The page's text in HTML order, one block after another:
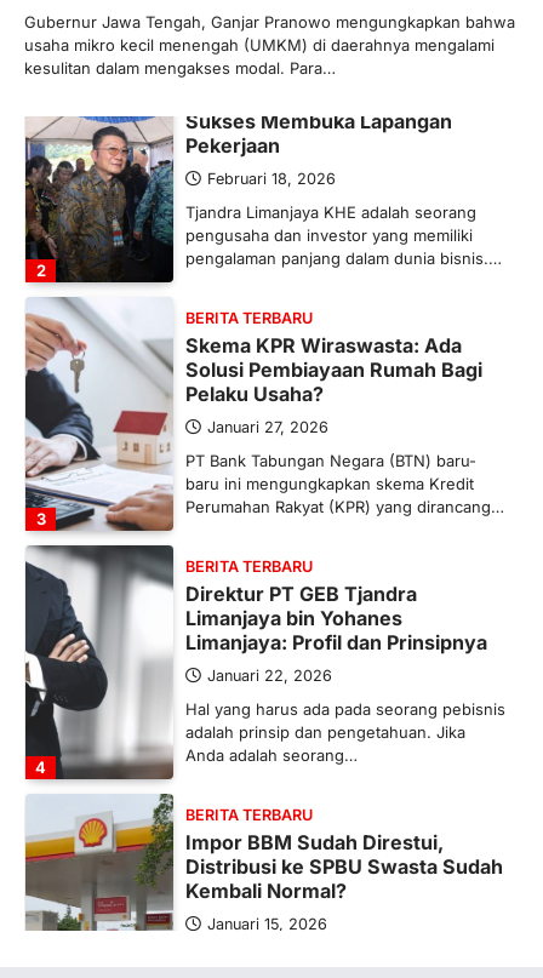
Gubernur Jawa Tengah, Ganjar Pranowo mengungkapkan bahwa
usaha mikro kecil menengah (UMKM) di daerahnya mengalami
kesulitan dalam mengakses modal. Para…
1
2
BERITA TERBARU
Sukses Membuka Lapangan
Pekerjaan
Februari 18, 2026
Tjandra Limanjaya KHE adalah seorang
pengusaha dan investor yang memiliki
pengalaman panjang dalam dunia bisnis.…
3
BERITA TERBARU
Skema KPR Wiraswasta: Ada
Solusi Pembiayaan Rumah Bagi
Pelaku Usaha?
Januari 27, 2026
PT Bank Tabungan Negara (BTN) baru-
baru ini mengungkapkan skema Kredit
Perumahan Rakyat (KPR) yang dirancang…
4
BERITA TERBARU
Direktur PT GEB Tjandra
Limanjaya bin Yohanes
Limanjaya: Profil dan Prinsipnya
Januari 22, 2026
Hal yang harus ada pada seorang pebisnis
adalah prinsip dan pengetahuan. Jika
Anda adalah seorang…
BERITA TERBARU
Impor BBM Sudah Direstui,
Distribusi ke SPBU Swasta Sudah
Kembali Normal?
Januari 15, 2026